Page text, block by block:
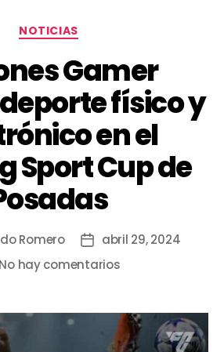
NOTICIAS
Gamer
físico y
en el
Sport Cup de
Romero
abril 29, 2024
No hay comentarios